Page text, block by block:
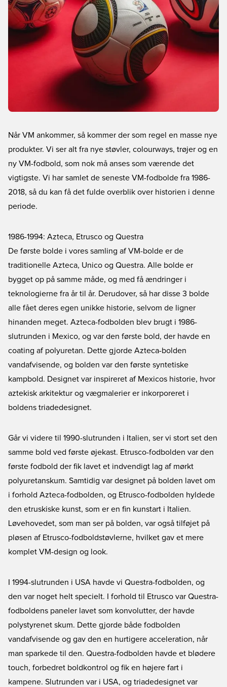
Når VM ankommer, så kommer der som regel en masse nye
produkter. Vi ser alt fra nye støvler, colourways, trøjer og en
ny VM-fodbold, som nok må anses som værende det
vigtigste. Vi har samlet de seneste VM-fodbolde fra 1986-
2018, så du kan få det fulde overblik over historien i denne
periode.
1986-1994: Azteca, Etrusco og Questra
De første bolde i vores samling af VM-bolde er de
traditionelle Azteca, Unico og Questra. Alle bolde er
bygget op på samme måde, og med få ændringer i
teknologierne fra år til år. Derudover, så har disse 3 bolde
alle fået deres egen unikke historie, selvom de ligner
hinanden meget. Azteca-fodbolden blev brugt i 1986-
slutrunden i Mexico, og var den første bold, der havde en
coating af polyuretan. Dette gjorde Azteca-bolden
vandafvisende, og bolden var den første syntetiske
kampbold. Designet var inspireret af Mexicos historie, hvor
aztekisk arkitektur og vægmalerier er inkorporeret i
boldens triadedesignet.
Går vi videre til 1990-slutrunden i Italien, ser vi stort set den
samme bold ved første øjekast. Etrusco-fodbolden var den
første fodbold der fik lavet et indvendigt lag af mørkt
polyuretanskum. Samtidig var designet på bolden lavet om
i forhold Azteca-fodbolden, og Etrusco-fodbolden hyldede
den etruskiske kunst, som er en fin kunstart i Italien.
Løvehovedet, som man ser på bolden, var også tilføjet på
pløsen af Etrusco-fodboldstøvlerne, hvilket gav et mere
komplet VM-design og look.
I 1994-slutrunden i USA havde vi Questra-fodbolden, og
den var noget helt specielt. I forhold til Etrusco var Questra-
fodboldens paneler lavet som konvolutter, der havde
polystyrenet skum. Dette gjorde både fodbolden
vandafvisende og gav den en hurtigere acceleration, når
man sparkede til den. Questra-fodbolden havde et blødere
touch, forbedret boldkontrol og fik en højere fart i
kampene. Slutrunden var i USA, og triadedesignet var